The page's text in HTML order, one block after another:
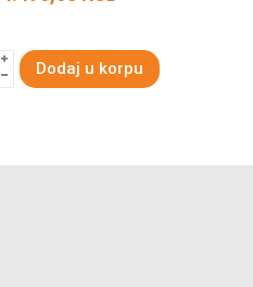
Dodaj u korpu